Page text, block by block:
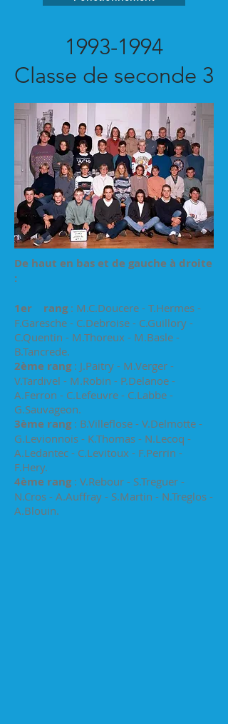
1993-1994
Classe de seconde 3
De haut en bas et de gauche à droite
:
1er rang: M.C.Doucere - T.Hermes -
F.Garesche - C.Debroise - C.Guillory -
C.Quentin - M.Thoreux - M.Basle -
B.Tancrede.
2ème rang : J.Paitry - M.Verger -
V.Tardivel - M.Robin - P.Delanoe -
A.Ferron - C.Lefeuvre - C.Labbe -
G.Sauvageon.
3ème rang: B.Villeflose - V.Delmotte -
G.Levionnois - K.Thomas - N.Lecoq -
A.Ledantec - C.Levitoux - F.Perrin -
F.Hery.
4ème rang: V.Rebour - S.Treguer -
N.Cros - A.Auffray - S.Martin - N.Treglos -
A.Blouin.